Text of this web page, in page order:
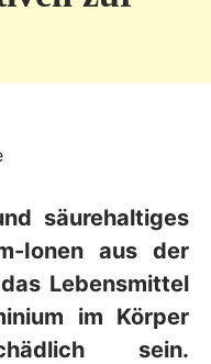
säurehaltiges
Ionen aus der
Lebensmittel
im Körper
sein.